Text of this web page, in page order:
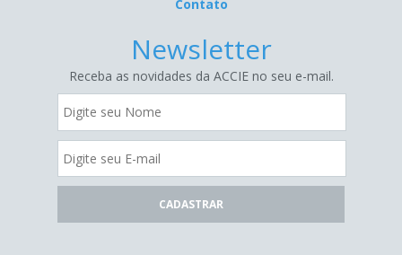
Contato
Newsletter
Receba as novidades da ACCIE no seu e-mail.